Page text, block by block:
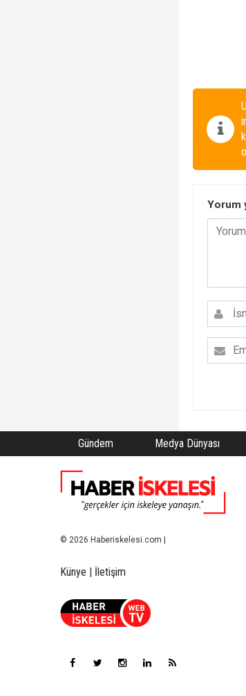
Yorum
Gündem Medya Dünyası
© 2026 Haberiskelesi.com |
Künye | İletişim